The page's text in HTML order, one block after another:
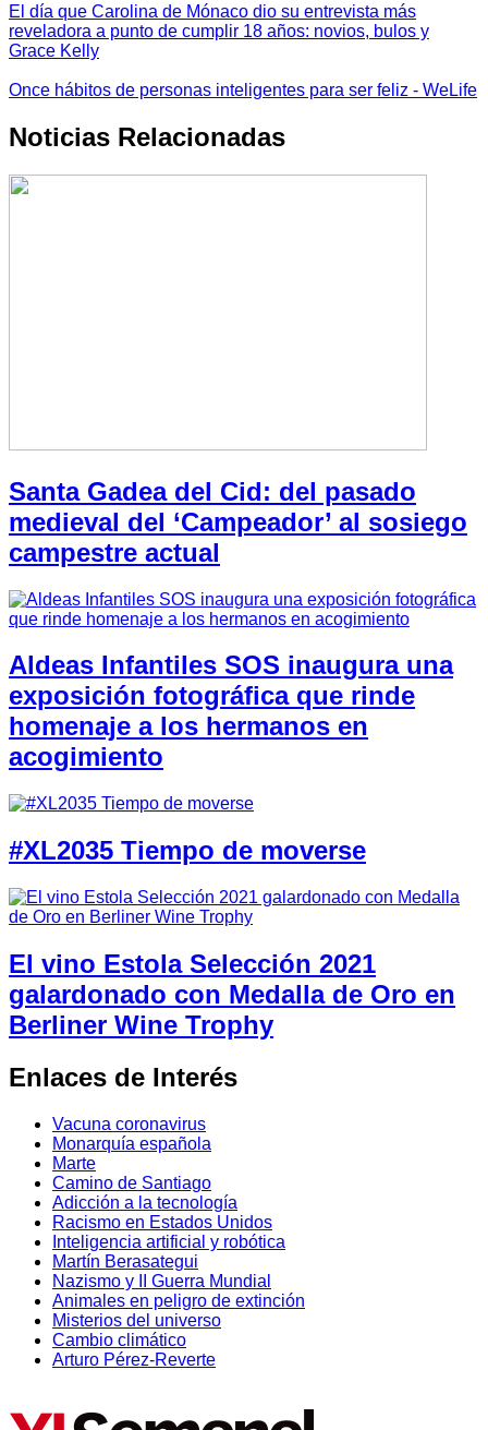
El día que Carolina de Mónaco dio su entrevista más
reveladora a punto de cumplir 18 años: novios, bulos y
Grace Kelly
Once hábitos de personas inteligentes para ser feliz - WeLife
Noticias Relacionadas
Santa Gadea del Cid: del pasado
medieval del ‘Campeador’ al sosiego
campestre actual
Aldeas Infantiles SOS inaugura una
exposición fotográfica que rinde
homenaje a los hermanos en
acogimiento
#XL2035 Tiempo de moverse
El vino Estola Selección 2021
galardonado con Medalla de Oro en
Berliner Wine Trophy
Enlaces de Interés
Vacuna coronavirus
Monarquía española
Marte
Camino de Santiago
Adicción a la tecnología
Racismo en Estados Unidos
Inteligencia artificial y robótica
Martín Berasategui
Nazismo y II Guerra Mundial
Animales en peligro de extinción
Misterios del universo
Cambio climático
Arturo Pérez-Reverte